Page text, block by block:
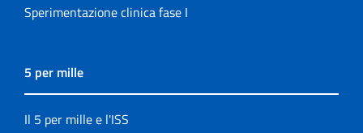
Sperimentazione clinica fase I
5 per mille
Il 5 per mille e l'ISS